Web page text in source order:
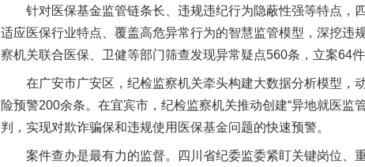
针对医保基金监管链条长、违规违纪行为隐蔽性强等特点，
适应医保行业特点、覆盖高危异常行为的智慧监管模型，深挖
察机关联合医保、卫健等部门筛查发现异常疑点560条，立案64件
在广安市广安区，纪检监察机关牵头构建大数据分析模型，
险预警200余条。在宜宾市，纪检监察机关推动创建“异地就医监
判，实现对欺诈骗保和违规使用医保基金问题的快速预警。
案件查办是最有力的监督。四川省纪委监委紧盯关键岗位、